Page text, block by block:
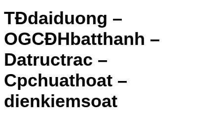
TĐdaiduong –
OGCĐHbatthanh –
Datructrac –
Cpchuathoat –
dienkiemsoat